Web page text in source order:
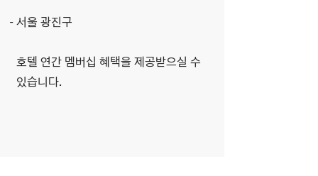
서울 광진구
호텔 연간 멤버십 혜택을 제공받으실 수
있습니다.